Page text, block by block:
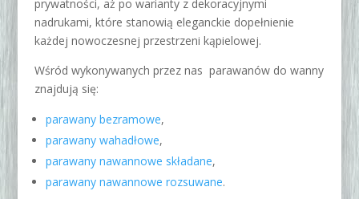
prywatności, aż po warianty z dekoracyjnymi
nadrukami, które stanowią eleganckie dopełnienie
każdej nowoczesnej przestrzeni kąpielowej.
Wśród wykonywanych przez nas parawanów do wanny
znajdują się:
parawany bezramowe,
parawany wahadłowe,
parawany nawannowe składane,
parawany nawannowe rozsuwane.